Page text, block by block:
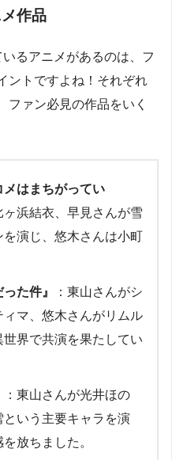
作品
るアニメがあるのは、フ
ントですよね！それぞれ
ファン必見の作品をいく
メはまちがってい
ヶ浜結衣、早見さんが雪
を演じ、悠木さんは小町
た件』
：東山さんがシ
マ、悠木さんがリムル
界で共演を果たしてい
：東山さんが光井ほの
いう主要キャラを演
放ちました。